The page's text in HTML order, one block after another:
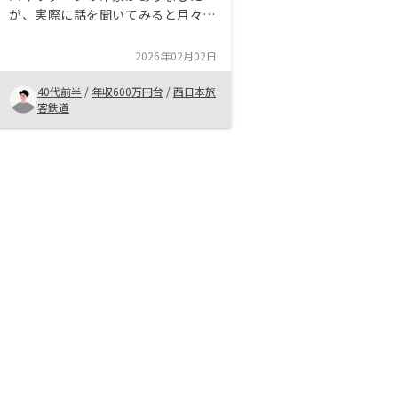
が、実際に話を聞いてみると月々に
範囲内で投資出来ることを知りまし
た。また管理体制が複雑ではなくし
っかりされてる印象を受けたのが決
め手となり満足しています。
2026年02月02日
40代前半 / 年収600万円台 /西日本旅
客鉄道